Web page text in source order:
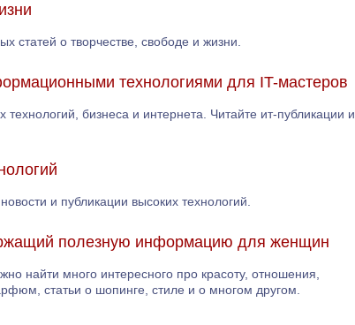
статей о творчестве, свободе и жизни.
технологиями для IT-мастеров
бизнеса и интернета. Читайте ит-публикации и
и публикации высоких технологий.
полезную информацию для женщин
найти много интересного про красоту, отношения,
статьи о шопинге, стиле и о многом другом.